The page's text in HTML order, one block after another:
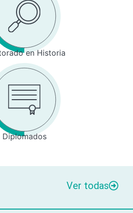
en Historia
Diplomados
Ver todas